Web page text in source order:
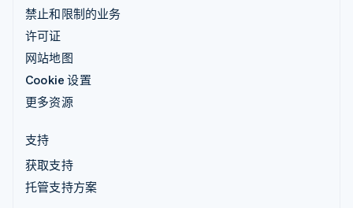
禁止和限制的业务
许可证
网站地图
Cookie 设置
更多资源
支持
获取支持
托管支持方案